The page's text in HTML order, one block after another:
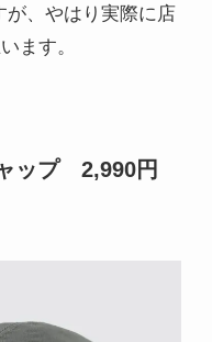
が、やはり実際に店
ます。
ップ 2,990円